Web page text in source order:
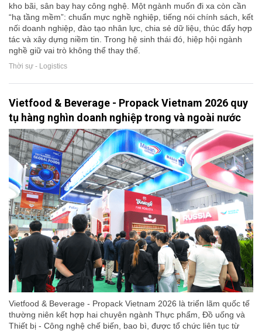
kho bãi, sân bay hay công nghệ. Một ngành muốn đi xa còn cần
“hạ tầng mềm”: chuẩn mực nghề nghiệp, tiếng nói chính sách, kết
nối doanh nghiệp, đào tạo nhân lực, chia sẻ dữ liệu, thúc đẩy hợp
tác và xây dựng niềm tin. Trong hệ sinh thái đó, hiệp hội ngành
nghề giữ vai trò không thể thay thế.
Thời sự - Logistics
Vietfood & Beverage - Propack Vietnam 2026 quy
tụ hàng nghìn doanh nghiệp trong và ngoài nước
Vietfood & Beverage - Propack Vietnam 2026 là triển lãm quốc tế
thường niên kết hợp hai chuyên ngành Thực phẩm, Đồ uống và
Thiết bị - Công nghệ chế biến, bao bì, được tổ chức liên tục từ